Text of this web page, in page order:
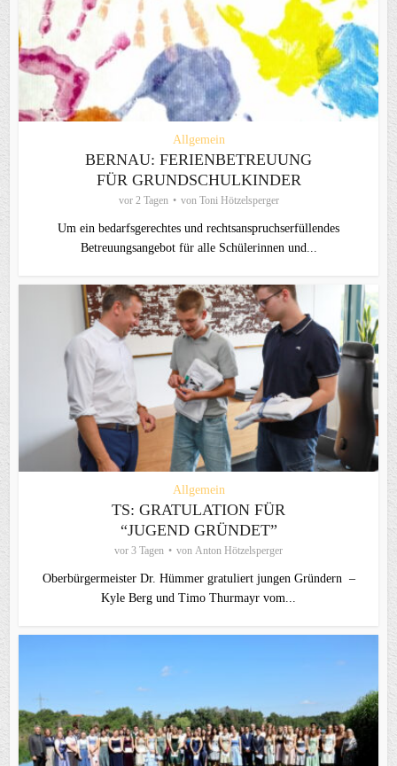
Allgemein
BERNAU: FERIENBETREUUNG
FÜR GRUNDSCHULKINDER
vor 2 Tagen von Toni Hötzelsperger
Um ein bedarfsgerechtes und rechtsanspruchserfüllendes
Betreuungsangebot für alle Schülerinnen und...
Allgemein
TS: GRATULATION FÜR
“JUGEND GRÜNDET”
vor 3 Tagen von Anton Hötzelsperger
Oberbürgermeister Dr. Hümmer gratuliert jungen Gründern –
Kyle Berg und Timo Thurmayr vom...